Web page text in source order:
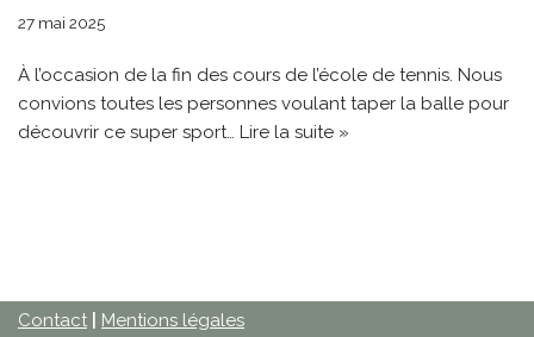
27 mai 2025
À l’occasion de la fin des cours de l’école de tennis. Nous
convions toutes les personnes voulant taper la balle pour
découvrir ce super sport… Lire la suite »
Contact Mentions légales